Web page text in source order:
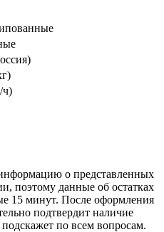
ч)
о представленных
поэтому данные об остатках
15 минут. После оформления
подтвердит наличие
по всем вопросам.